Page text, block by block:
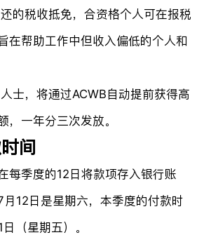
的税收抵免，合资格个人可在报税
在帮助工作中但收入偏低的个人和
士，将通过ACWB自动提前获得高
，一年分三次发放。
间
每季度的12日将款项存入银行账
月12日是星期六，本季度的付款时
（星期五）。